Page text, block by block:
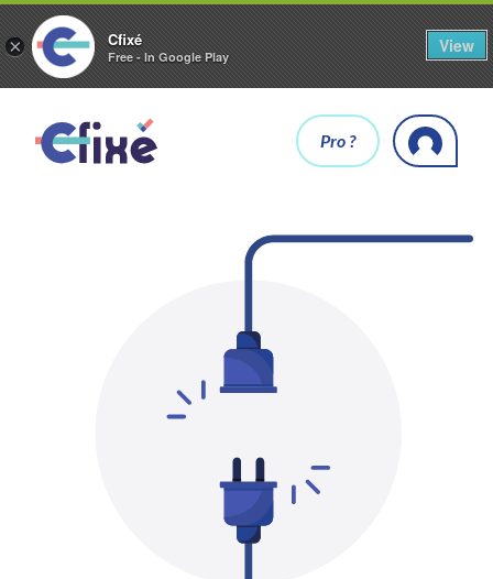
× Cfixé
Free - In Google Play
View
Pro ?